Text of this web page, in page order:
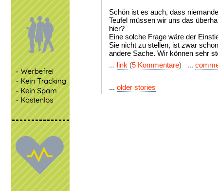
Schön ist es auch, dass
Teufel müssen wir uns das
hier?
Eine solche Frage wäre der
Sie nicht zu stellen, ist zwar
andere Sache. Wir können sehr
... link (5 Kommentare) ...
... older stories